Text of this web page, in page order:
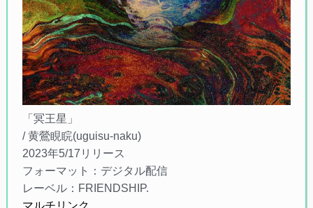
「冥王星」
/ 黄鶯睍睆(uguisu-naku)
2023年5/17リリース
フォーマット：デジタル配信
レーベル：FRIENDSHIP.
マルチリンク